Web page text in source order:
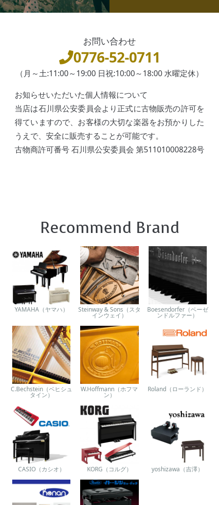
お問い合わせ
0776-52-0711
（月～土:11:00～19:00 日祝:10:00～18:00 水曜定休）
お知らせいただいた個人情報について
当店は石川県公安委員会より正式に古物販売の許可を
得ていますので、お客様の大切な楽器をお預かりした
うえで、安全に販売することが可能です。
古物商許可番号 石川県公安委員会 第511010008228号
Recommend Brand
YAMAHA（ヤマハ） Steinway & Sons（スタ
インウェイ）
Boesendorfer（ベーゼ
ンドルファー）
C.Bechstein（ベヒシュ
タイン）
W.Hoffmann（ホフマ
ン）
Roland（ローランド）
CASIO（カシオ） KORG（コルグ） yoshizawa（吉澤）